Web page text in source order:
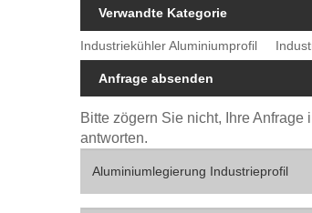
Verwandte Kategorie
Industriekühler Aluminiumprofil
Anfrage absenden
Bitte zögern Sie nicht, Ihre
antworten.